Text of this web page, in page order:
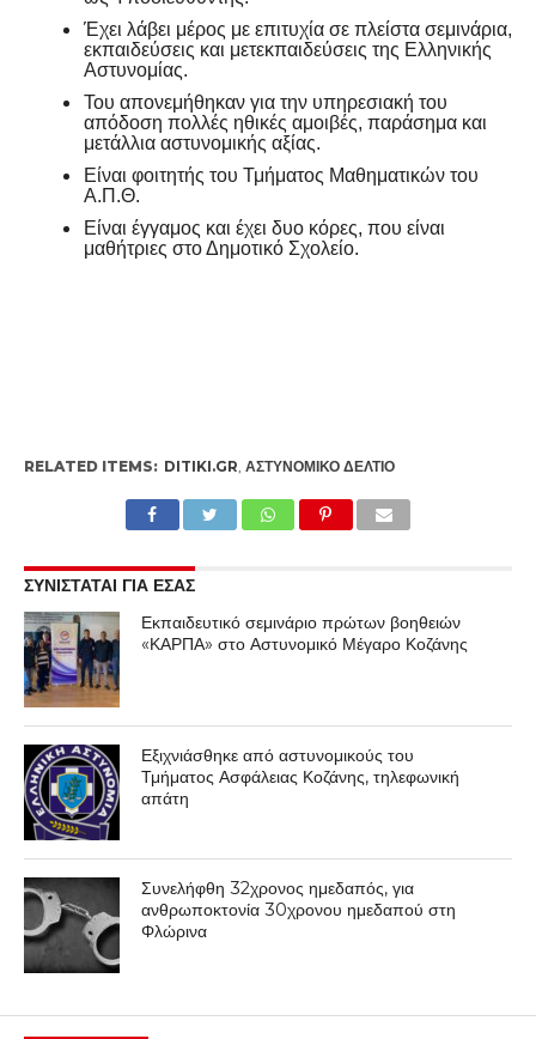
Έχει λάβει μέρος με επιτυχία σε πλείστα σεμινάρια,
εκπαιδεύσεις και μετεκπαιδεύσεις της Ελληνικής
Αστυνομίας.
Του απονεμήθηκαν για την υπηρεσιακή του
απόδοση πολλές ηθικές αμοιβές, παράσημα και
μετάλλια αστυνομικής αξίας.
Είναι φοιτητής του Τμήματος Μαθηματικών του
Α.Π.Θ.
Είναι έγγαμος και έχει δυο κόρες, που είναι
μαθήτριες στο Δημοτικό Σχολείο.
RELATED ITEMS: DITIKI.GR ΑΣΤΥΝΟΜΙΚΌ ΔΕΛΤΊΟ
ΣΥΝΙΣΤΑΤΑΙ ΓΙΑ ΕΣΑΣ
Εκπαιδευτικό σεμινάριο πρώτων βοηθειών
«ΚΑΡΠΑ» στο Αστυνομικό Μέγαρο Κοζάνης
Εξιχνιάσθηκε από αστυνομικούς του
Τμήματος Ασφάλειας Κοζάνης, τηλεφωνική
απάτη
Συνελήφθη 32χρονος ημεδαπός, για
ανθρωποκτονία 30χρονου ημεδαπού στη
Φλώρινα